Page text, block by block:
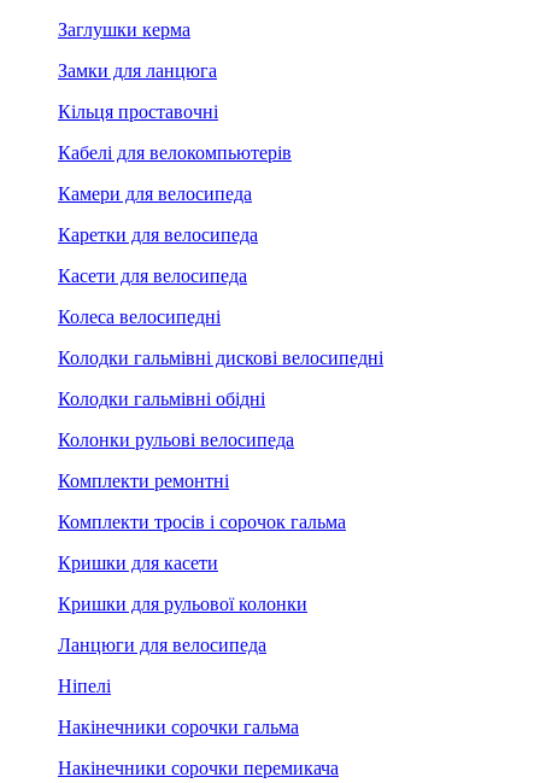
Заглушки керма
Замки для ланцюга
Кільця проставочні
Кабелі для велокомпьютерів
Камери для велосипеда
Каретки для велосипеда
Касети для велосипеда
Колеса велосипедні
Колодки гальмівні дискові велосипедні
Колодки гальмівні обідні
Колонки рульові велосипеда
Комплекти ремонтні
Комплекти тросів і сорочок гальма
Кришки для касети
Кришки для рульової колонки
Ланцюги для велосипеда
Ніпелі
Накінечники сорочки гальма
Накінечники сорочки перемикача